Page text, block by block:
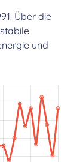
Über die
und